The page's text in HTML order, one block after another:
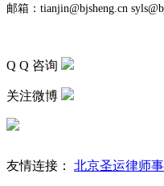
邮箱：tianjin@bjsheng.cn
Q Q 咨询
关注微博
友情连接： 北京圣运律师